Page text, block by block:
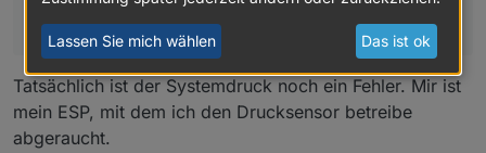
sicher?? Nicht 0.7bar?
Tatsächlich ist der Systemdruck noch ein Fehler. Mir ist
mein ESP, mit dem ich den Drucksensor betreibe
abgeraucht.
Lassen Sie mich wählen Das ist ok